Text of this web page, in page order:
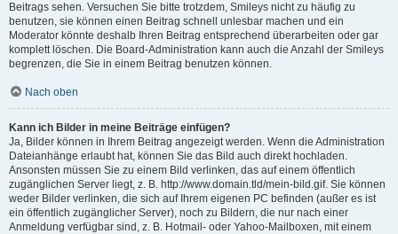
Beitrags sehen. Versuchen Sie bitte trotzdem, Smileys nicht zu häufig zu
benutzen, sie können einen Beitrag schnell unlesbar machen und ein
Moderator könnte deshalb Ihren Beitrag entsprechend überarbeiten oder gar
komplett löschen. Die Board-Administration kann auch die Anzahl der Smileys
begrenzen, die Sie in einem Beitrag benutzen können.
Nach oben
Kann ich Bilder in meine Beiträge einfügen?
Ja, Bilder können in Ihrem Beitrag angezeigt werden. Wenn die Administration
Dateianhänge erlaubt hat, können Sie das Bild auch direkt hochladen.
Ansonsten müssen Sie zu einem Bild verlinken, das auf einem öffentlich
zugänglichen Server liegt, z. B. http://www.domain.tld/mein-bild.gif. Sie können
weder Bilder verlinken, die sich auf Ihrem eigenen PC befinden (außer es ist
ein öffentlich zugänglicher Server), noch zu Bildern, die nur nach einer
Anmeldung verfügbar sind, z. B. Hotmail- oder Yahoo-Mailboxen, mit einem